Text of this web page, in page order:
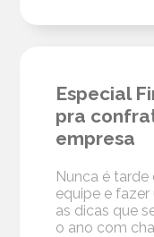
Especial
pra
empresa
Nunca é tarde
equipe e
as dicas que
o ano com